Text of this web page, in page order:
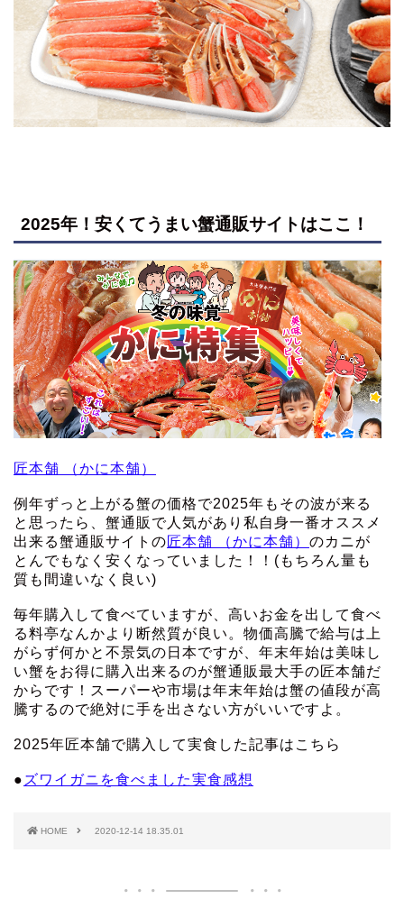
2025年！安くてうまい蟹通販サイトはここ！
匠本舗 （かに本舗）
例年ずっと上がる蟹の価格で2025年もその波が来る
と思ったら、蟹通販で人気があり私自身一番オススメ
出来る蟹通販サイトの匠本舗 （かに本舗） のカニが
とんでもなく安くなっていました！！(もちろん量も
質も間違いなく良い)
毎年購入して食べていますが、高いお金を出して食べ
る料亭なんかより断然質が良い。物価高騰で給与は上
がらず何かと不景気の日本ですが、年末年始は美味し
い蟹をお得に購入出来るのが蟹通販最大手の匠本舗だ
からです！スーパーや市場は年末年始は蟹の値段が高
騰するので絶対に手を出さない方がいいですよ。
2025年匠本舗で購入して実食した記事はこちら
● ズワイガニを食べました実食感想
HOME 2020-12-14 18.35.01